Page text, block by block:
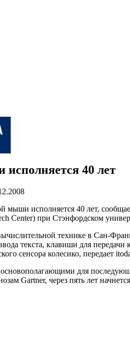
40 лет
мыши исполняется 40 лет,
Center) при Стэнфордском
технике в Сан-
текста, клавиши для
сенсора колесико, передает
для
Gartner, через пять лет